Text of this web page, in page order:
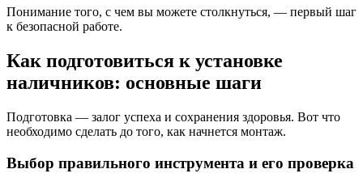
Понимание того, с чем вы можете столкнуться, — первый шаг
к безопасной работе.
Как подготовиться к установке
наличников: основные шаги
Подготовка — залог успеха и сохранения здоровья. Вот что
необходимо сделать до того, как начнется монтаж.
Выбор правильного инструмента и его проверка